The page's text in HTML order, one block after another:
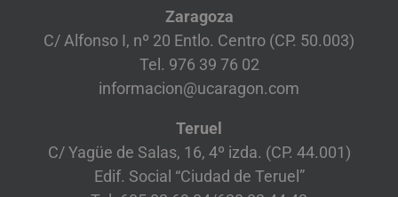
Zaragoza
C/ Alfonso I, nº 20 Entlo. Centro (CP. 50.003)
Tel. 976 39 76 02
informacion@ucaragon.com
Teruel
C/ Yagüe de Salas, 16, 4º izda. (CP. 44.001)
Edif. Social “Ciudad de Teruel”